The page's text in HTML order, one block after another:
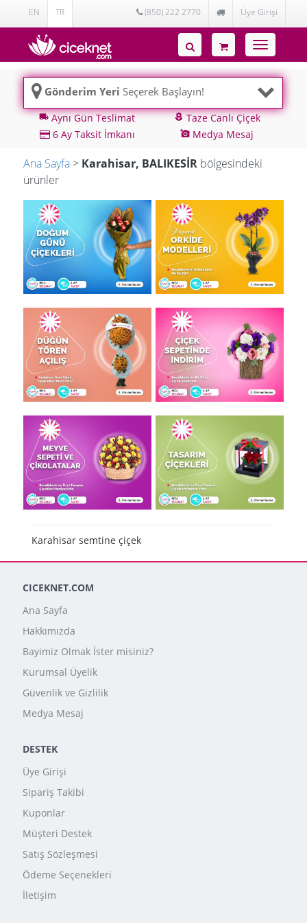
EN TR (850) 222 2770 Üye Girişi
Toggle
navigation
Gönderim Yeri Seçerek Başlayın!
local_shippingAynı Gün Teslimat local_floristTaze Canlı Çiçek
6 Ay Taksit İmkanı
add_a_photo Medya Mesaj
Ana Sayfa > Karahisar, BALIKESİR bölgesindeki
ürünler
Karahisar semtine çiçek
CICEKNET.COM
Ana Sayfa
Hakkımızda
Bayimiz Olmak İster misiniz?
Kurumsal Üyelik
Güvenlik ve Gizlilik
Medya Mesaj
DESTEK
Üye Girişi
Sipariş Takibi
Kuponlar
Müşteri Destek
Satış Sözleşmesi
Ödeme Seçenekleri
İletişim